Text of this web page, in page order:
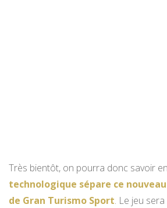
Très bientôt, on pourra donc savoir
technologique sépare ce
de Gran Turismo Sport. Le jeu